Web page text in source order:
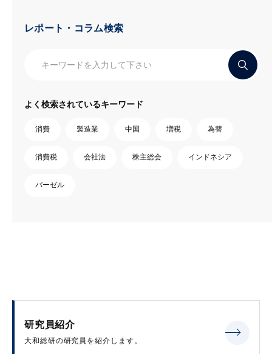
レポート・コラム検索
よく検索されているキーワード
消費 製造業 中国 増税 為替
消費税 会社法 株主総会 インドネシア
バーゼル
研究員紹介
大和総研の研究員を紹介します。